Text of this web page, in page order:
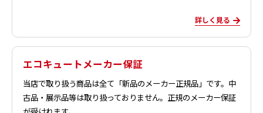
詳しく見る
エコキュートメーカー保証
当店で取り扱う商品は全て「新品のメーカー正規品」です。中
古品・展示品等は取り扱っておりません。正規のメーカー保証